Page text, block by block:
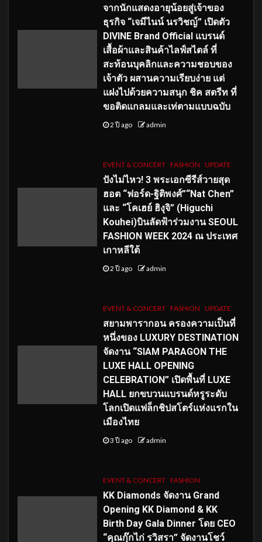
จากนักแสดงอายุน้อยสู่เจ้าของ
ธุรกิจ “เจมีไนน์ นรวิชญ์” เปิดตัว
DIVINE Brand Official แบรนด์
เสื้อผ้าและสินค้าไลฟ์สไตล์ ที่
สะท้อนบุคลิกและความชอบของ
เจ้าตัว ผสานความเรียบง่าย แต่
แฝงไปด้วยความสนุก ชิค สตรีท ที่
ขอติดแกลมและเท่ตามแบบฉบับ
2 ปี ago admin
EVENT & CONCERT FASHION UPDATE
ปังไม่ไหว! 3 พระเอกซีรีส์วายสุด
ฮอต “ฟอร์ด-ฐิติพงศ์”“Nat Chen”
และ “โคเฮย์ ฮิงุจิ” (Higuchi
Kouhei)บินลัดฟ้าร่วมงาน SEOUL
FASHION WEEK 2024 ณ ประเทศ
เกาหลีใต้
2 ปี ago admin
EVENT & CONCERT FASHION UPDATE
สยามพารากอน ครองความเป็นที่
หนึ่งของ LUXURY DESTINATION
จัดงาน “SIAM PARAGON THE
LUXE HALL OPENING
CELEBRATION” เปิดพื้นที่ LUXE
HALL ยกขบวนแบรนด์หรูระดับ
โลกเปิดแฟล็กชิปสโตร์แห่งแรกใน
เมืองไทย
3 ปี ago admin
EVENT & CONCERT FASHION
KK Diamonds จัดงาน Grand
Opening KK Diamond & KK
Birth Day Gala Dinner โดย CEO
“คุณกุ๊กไก่ รวิสรา” จัดงานโชว์